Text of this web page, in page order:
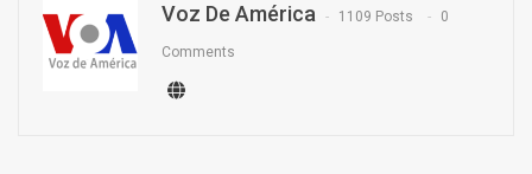
Voz De América 1109 Posts 0
Comments